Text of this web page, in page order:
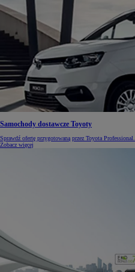
Samochody dostawcze Toyoty
Sprawdź ofertę przygotowaną przez Toyota Professional.
Zobacz więcej